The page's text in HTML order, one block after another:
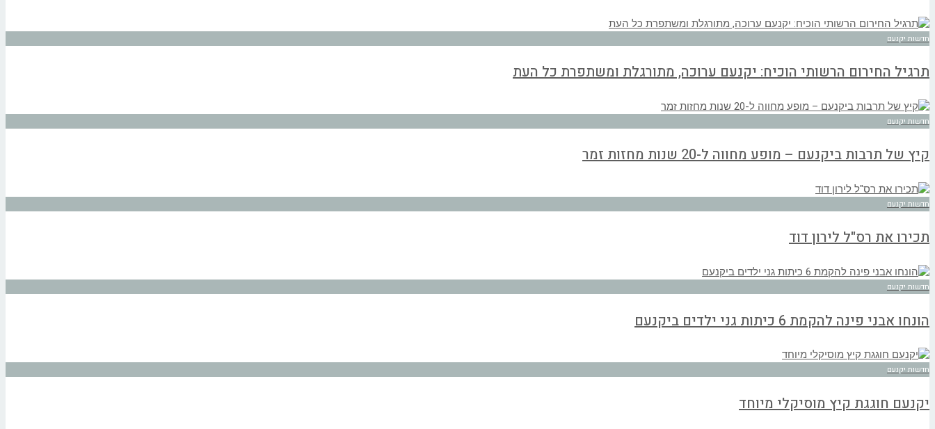
חדשות יקנעם
תרגיל החירום הרשותי הוכיח: יקנעם ערוכה, מתורגלת ומשתפרת כל העת
חדשות יקנעם
קיץ של תרבות ביקנעם – מופע מחווה ל-20 שנות מחזות זמר
חדשות יקנעם
תכירו את רס"ל לירון דוד
חדשות יקנעם
הונחו אבני פינה להקמת 6 כיתות גני ילדים ביקנעם
חדשות יקנעם
יקנעם חוגגת קיץ מוסיקלי מיוחד